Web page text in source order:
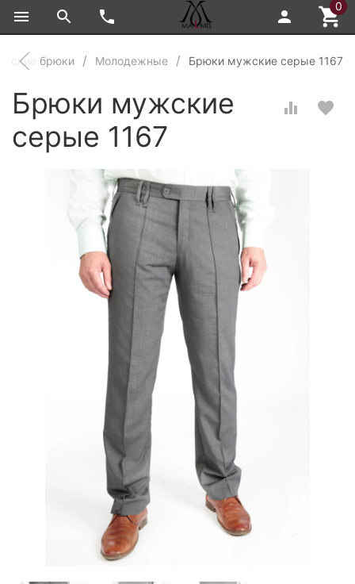
0
брюки Молодежные Брюки мужские серые 1167
Брюки мужские
серые 1167